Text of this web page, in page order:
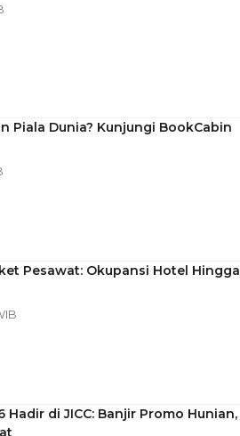
Piala Dunia? Kunjungi BookCabin
Pesawat: Okupansi Hotel Hingga
Hadir di JICC: Banjir Promo Hunian,